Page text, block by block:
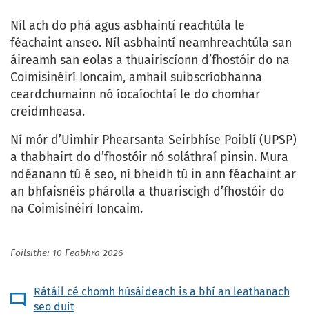
Níl ach do phá agus asbhaintí reachtúla le
féachaint anseo. Níl asbhaintí neamhreachtúla san
áireamh san eolas a thuairiscíonn d’fhostóir do na
Coimisinéirí Ioncaim, amhail suibscríobhanna
ceardchumainn nó íocaíochtaí le do chomhar
creidmheasa.
Ní mór d’Uimhir Phearsanta Seirbhíse Poiblí (UPSP)
a thabhairt do d’fhostóir nó soláthraí pinsin. Mura
ndéanann tú é seo, ní bheidh tú in ann féachaint ar
an bhfaisnéis phárolla a thuariscigh d’fhostóir do
na Coimisinéirí Ioncaim.
Foilsithe: 10 Feabhra 2026
Rátáil cé chomh húsáideach is a bhí an leathanach
seo duit